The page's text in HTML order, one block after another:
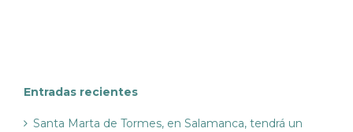
Entradas recientes
Santa Marta de Tormes, en Salamanca, tendrá un